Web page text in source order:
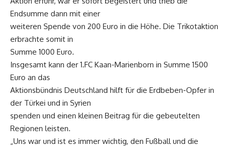
Endsumme dann mit einer
weiteren Spende von 200 Euro in die Höhe. Die Trikotaktion
erbrachte somit in
Summe 1000 Euro.
Insgesamt kann der 1.FC Kaan-Marienborn in Summe 1500
Euro an das
Aktionsbündnis Deutschland hilft für die Erdbeben-Opfer in
der Türkei und in Syrien
spenden und einen kleinen Beitrag für die gebeutelten
Regionen leisten.
„Uns war und ist es immer wichtig, den Fußball und die